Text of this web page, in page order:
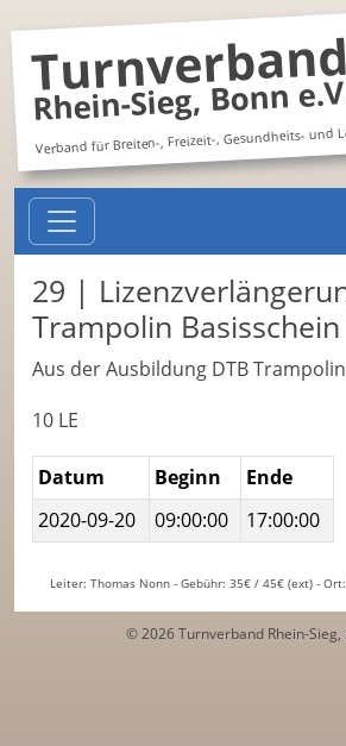
Turnverband
Rhein-Sieg, Bonn
Verband für Breiten-, Freizeit-, Gesundheits- und
29 |
Trampolin Basisschein
Aus der Ausbildung DTB
10 LE
Datum Beginn
Ende
2020-09-20
09:00:00 17:00:00
Leiter: Thomas Nonn - Gebühr: 35€ / 45€ (ext) -
© 2026 Turnverband Rhein-Sieg,